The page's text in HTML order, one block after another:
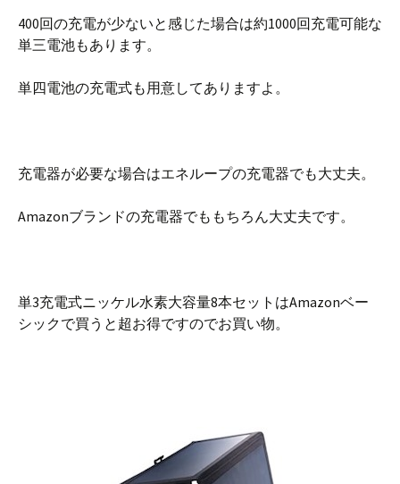
400回の充電が少ないと感じた場合は約1000回充電可能な
単三電池もあります。
単四電池の充電式も用意してありますよ。
充電器が必要な場合はエネループの充電器でも大丈夫。
Amazonブランドの充電器でももちろん大丈夫です。
単3充電式ニッケル水素大容量8本セットはAmazonベー
シックで買うと超お得ですのでお買い物。